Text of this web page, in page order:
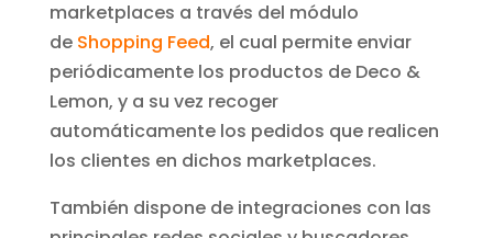
marketplaces a través del módulo
de Shopping Feed, el cual permite enviar
periódicamente los productos de Deco &
Lemon, y a su vez recoger
automáticamente los pedidos que realicen
los clientes en dichos marketplaces.
También dispone de integraciones con las